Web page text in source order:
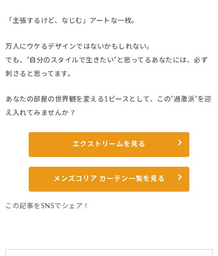
「主張するけど、なじむ」アートな一枚。
万人にウケるデザインではないかもしれない。
でも、“自分のスタイルで生きたい”と思ってるあなたには、必ず
刺さると思ってます。
あなたの部屋の世界観を変える1ピースとして、この“過激派”を迎
え入れてみませんか？
エクストリームを見る
メンズコリア カーテン一覧を見る
この記事をSNSでシェア！